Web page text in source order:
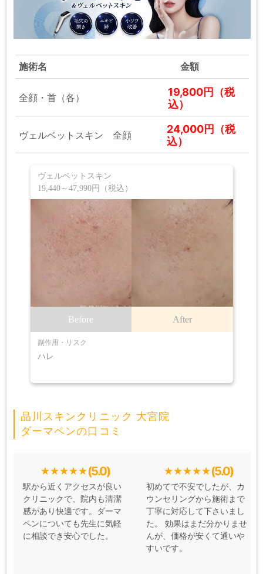
施術名 金額
全顔・首（各）
19,800円（税
込）
ヴェルベットスキン 全顔
24,000円（税
込）
ヴェルベットスキン
19,440～47,990円（税込）
Before After
副作用・リスク
ハレ
品川スキンクリニック 大宮院
ダーマペンの口コミ
(5.0)
駅から近くアクセスが良い
クリニックで、院内も清潔
感があり快適です。ダーマ
ペンについても先生に気軽
に相談でき安心でした。
(5.0)
初めてで不安でしたが、カ
ウンセリングから施術まで
丁寧に対応して下さいまし
た。 効果はまだ分かりませ
んが、価格が安くて通いや
すいです。